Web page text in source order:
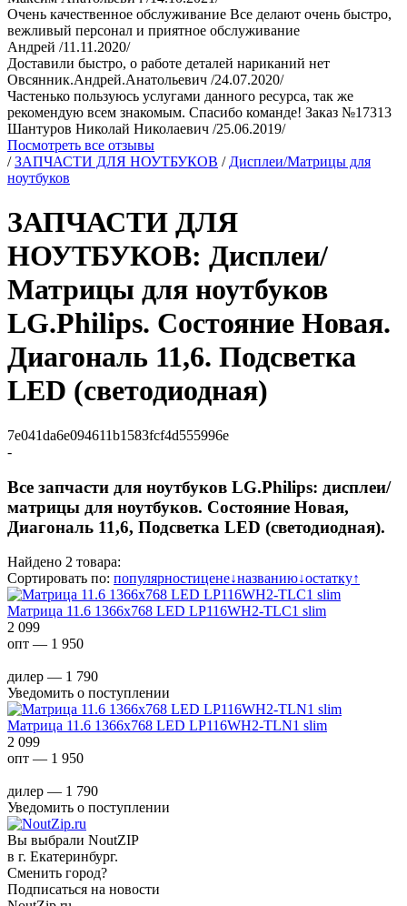
Очень качественное обслуживание Все делают очень быстро,
вежливый персонал и приятное обслуживание
Андрей /11.11.2020/
Доставили быстро, о работе деталей нариканий нет
Овсянник.Андрей.Анатольевич /24.07.2020/
Частенько пользуюсь услугами данного ресурса, так же
рекомендую всем знакомым. Спасибо команде! Заказ №17313
Шантуров Николай Николаевич /25.06.2019/
Посмотреть все отзывы
/ЗАПЧАСТИ ДЛЯ НОУТБУКОВ / Дисплеи/Матрицы для
ноутбуков
ЗАПЧАСТИ ДЛЯ
НОУТБУКОВ: Дисплеи/
Матрицы для ноутбуков
LG.Philips. Состояние Новая.
Диагональ 11,6. Подсветка
LED (светодиодная)
7e041da6e094611b1583fcf4d555996e
-
Все запчасти для ноутбуков LG.Philips: дисплеи/
матрицы для ноутбуков. Состояние Новая,
Диагональ 11,6, Подсветка LED (светодиодная).
Найдено 2 товара:
Сортировать по: популярностицене↓названию↓остатку↑
Матрица 11.6 1366x768 LED LP116WH2-TLC1 slim
2 099
опт — 1 950
дилер — 1 790
Уведомить о поступлении
Матрица 11.6 1366x768 LED LP116WH2-TLN1 slim
2 099
опт — 1 950
дилер — 1 790
Уведомить о поступлении
Вы выбрали NoutZIP
в г. Екатеринбург.
Сменить город?
Подписаться на новости